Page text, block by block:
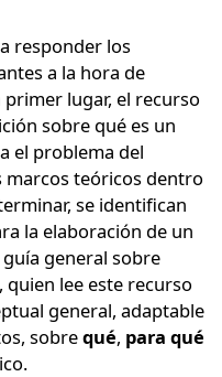
responder los
a la hora de
lugar, el recurso
sobre qué es un
el problema del
teóricos dentro
se identifican
la elaboración de un
general sobre
lee este recurso
general, adaptable
sobrequé, para qué